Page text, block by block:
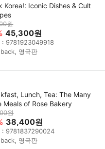
Korea!: Iconic Dishes & Cult
원
45,300원
: 9781923049918
영국판
Lunch, Tea: The Many
Meals of Rose Bakery
원
38,400원
: 9781837290024
영국판